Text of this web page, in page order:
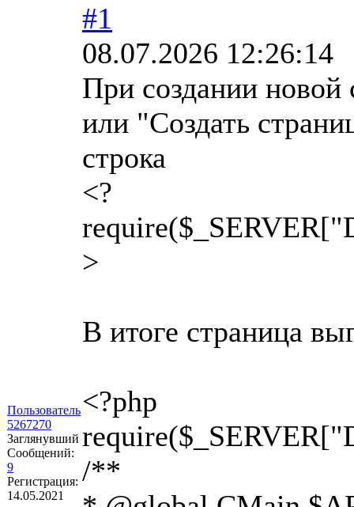
Пользователь
5267270
Заглянувший
Сообщений:
9
Регистрация:
14.05.2021
#1
08.07.2026 12:26:14
При создании новой
или "Создать
строка
<?
>
В итоге страница
<?php
/**